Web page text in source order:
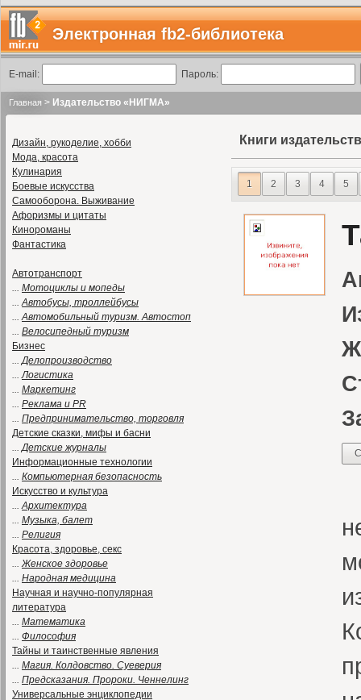
Электронная fb2-библиотека
E-mail: Пароль:
Главная > Издательство «НИГМА»
Дизайн, рукоделие, хобби
Мода, красота
Кулинария
Боевые искусства
Самооборона. Выживание
Афоризмы и цитаты
Кинороманы
Фантастика
Автотранспорт
... Мотоциклы и мопеды
...Автобусы, троллейбусы
...Автомобильный туризм. Автостоп
... Велосипедный туризм
Бизнес
...Делопроизводство
...Логистика
... Маркетинг
... Реклама и PR
... Предпринимательство, торговля
Детские сказки, мифы и басни
...Детские журналы
Информационные технологии
... Компьютерная безопасность
Искусство и культура
...Архитектура
... Музыка, балет
... Религия
Красота, здоровье, секс
...Женское здоровье
... Народная медицина
Научная и научно-популярная
литература
... Математика
... Философия
Тайны и таинственные явления
... Магия. Колдовство. Суеверия
... Предсказания. Пророки. Ченнелинг
Универсальные энциклопедии
Книги
1 2 3 4 5